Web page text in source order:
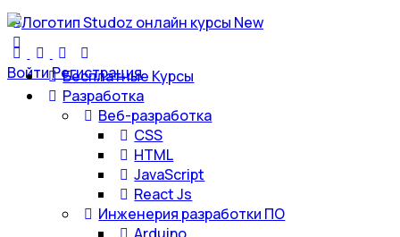
ВойтиРегистрация
Бесплатные Курсы
Разработка
Веб-разработка
CSS
HTML
JavaScript
React Js
Инженерия разработки ПО